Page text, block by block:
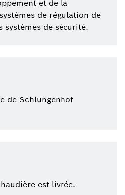
et de la
de régulation de
systèmes de sécurité.
de Schlungenhof
est livrée.